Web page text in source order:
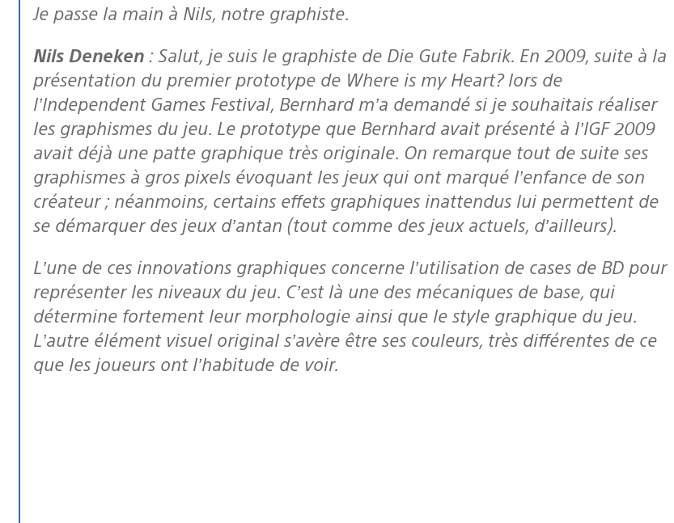
Je passe la main à Nils, notre graphiste.
Nils Deneken : Salut, je suis le graphiste de Die Gute Fabrik. En 2009, suite à la
présentation du premier prototype de Where is my Heart? lors de
l’Independent Games Festival, Bernhard m’a demandé si je souhaitais réaliser
les graphismes du jeu. Le prototype que Bernhard avait présenté à l’IGF 2009
avait déjà une patte graphique très originale. On remarque tout de suite ses
graphismes à gros pixels évoquant les jeux qui ont marqué l’enfance de son
créateur ; néanmoins, certains effets graphiques inattendus lui permettent de
se démarquer des jeux d’antan (tout comme des jeux actuels, d’ailleurs).
L’une de ces innovations graphiques concerne l’utilisation de cases de BD pour
représenter les niveaux du jeu. C’est là une des mécaniques de base, qui
détermine fortement leur morphologie ainsi que le style graphique du jeu.
L’autre élément visuel original s’avère être ses couleurs, très différentes de ce
que les joueurs ont l’habitude de voir.